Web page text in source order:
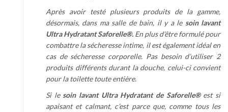
Après avoir testé plusieurs produits de la gamme,
désormais, dans ma salle de bain, il y a le soin lavant
Ultra Hydratant Saforelle®. En plus d’être formulé pour
combattre la sécheresse intime, il est également idéal en
cas de sécheresse corporelle. Pas besoin d’utiliser 2
produits différents durant la douche, celui-ci convient
pour la toilette toute entière.
Si le soin lavant Ultra Hydratant de Saforelle®est si
apaisant et calmant, c’est parce que, comme tous les